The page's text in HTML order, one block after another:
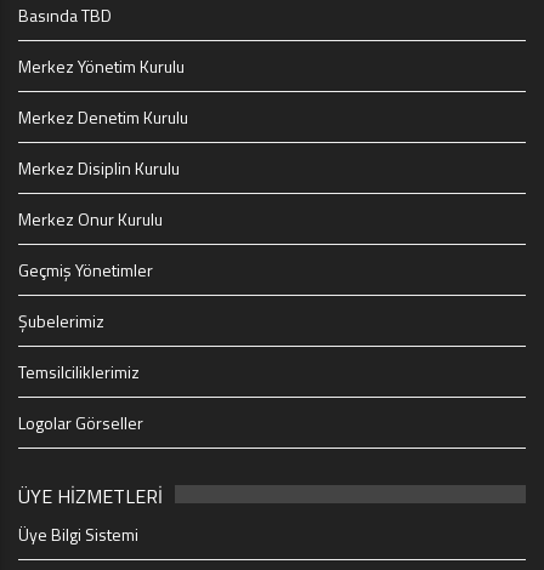
Basında TBD
Merkez Yönetim Kurulu
Merkez Denetim Kurulu
Merkez Disiplin Kurulu
Merkez Onur Kurulu
Geçmiş Yönetimler
Şubelerimiz
Temsilciliklerimiz
Logolar Görseller
ÜYE HİZMETLERİ
Üye Bilgi Sistemi